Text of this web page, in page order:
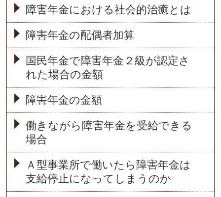
障害年金における社会的治癒とは
障害年金の配偶者加算
国民年金で障害年金２級が認定さ
れた場合の金額
障害年金の金額
働きながら障害年金を受給できる
場合
Ａ型事業所で働いたら障害年金は
支給停止になってしまうのか